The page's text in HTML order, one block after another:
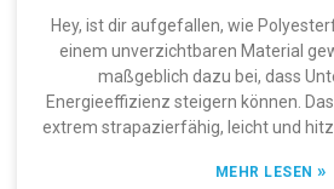
in Produkten erzielen
thermische Stabilität, höhere
eine verbesserte
unterschiedlichste Branchen – von
Bauindustrie bis hin zu Konsumgütern
Möglichkeiten genauer ansehen,
Hey, ist dir aufgefallen, wie
einem unverzichtbaren Material
maßgeblich dazu bei, dass
Energieeffizienz steigern können.
extrem strapazierfähig, leicht und
Anwendungen. Ich habe gelesen,
MEHR LESEN »